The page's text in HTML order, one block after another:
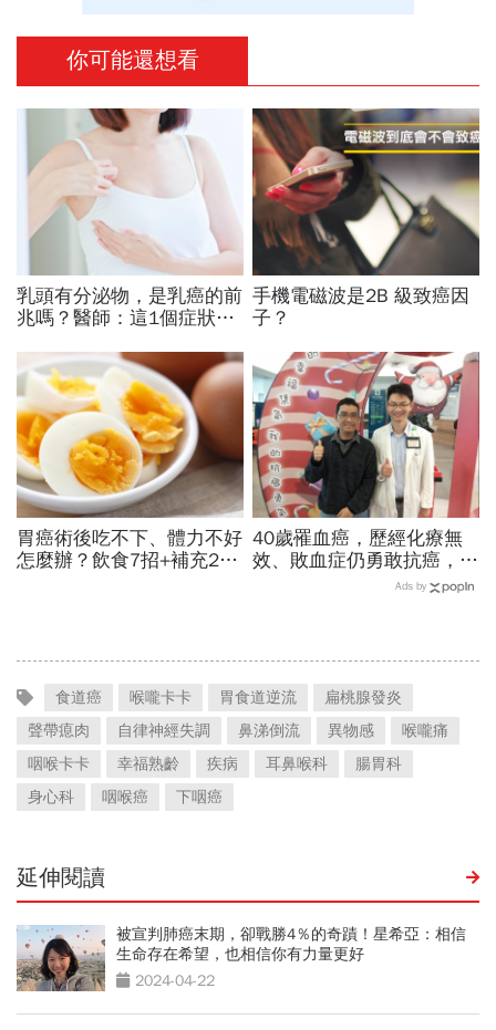
你可能還想看
乳頭有分泌物，是乳癌的前
兆嗎？醫師：這1個症狀是
手機電磁波是2B 級致癌因
子？
胃癌術後吃不下、體力不好
怎麼辦？飲食7招+補充2營
40歲罹血癌，歷經化療無
效、敗血症仍勇敢抗癌，成
Ads by
食道癌 喉嚨卡卡 胃食道逆流
扁桃腺發炎
聲帶瘜肉
自律神經失調 鼻涕倒流 異物感
喉嚨痛
咽喉卡卡
幸福熟齡 疾病 耳鼻喉科
腸胃科
身心科
咽喉癌 下咽癌
延伸閱讀
被宣判肺癌末期，卻戰勝4％的奇蹟！星希亞：相信
生命存在希望，也相信你有力量更好
2024-04-22